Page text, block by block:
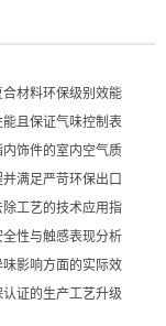
材料环保级别效能
且保证气味控制表
饰件的室内空气质
满足严苛环保出口
工艺的技术应用指
性与触感表现分析
影响方面的实际效
证的生产工艺升级